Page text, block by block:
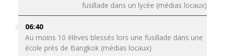
fusillade dans un lycée (médias locaux)
06:40
Au moins 10 élèves blessés lors une fusillade dans une
école près de Bangkok (médias locaux)